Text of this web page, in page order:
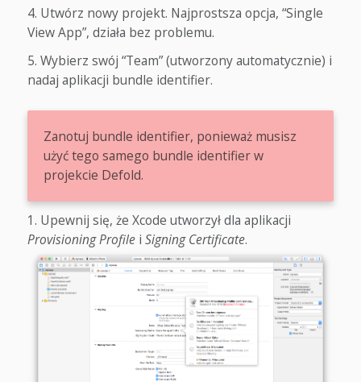
Utwórz nowy projekt. Najprostsza opcja, “Single
View App”, działa bez problemu.
Wybierz swój “Team” (utworzony automatycznie) i
nadaj aplikacji bundle identifier.
Zanotuj bundle identifier, ponieważ musisz
użyć tego samego bundle identifier w
projekcie Defold.
Upewnij się, że Xcode utworzył dla aplikacji
Provisioning Profilei Signing Certificate.